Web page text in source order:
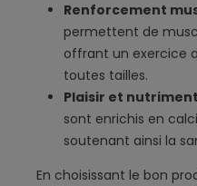
Renforcement
permettent de
offrant un exercice
toutes tailles.
Plaisir et
sont enrichis en
soutenant ainsi la
En choisissant le bon